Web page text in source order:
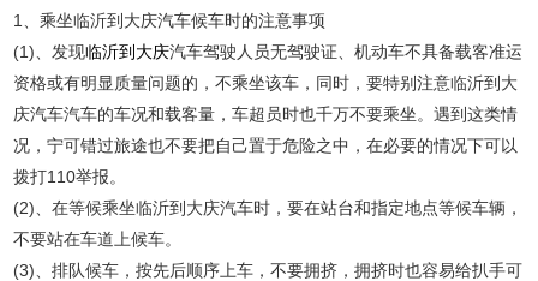
1、乘坐临沂到大庆汽车候车时的注意事项
(1)、发现临沂到大庆汽车驾驶人员无驾驶证、机动车不具备载客准运
资格或有明显质量问题的，不乘坐该车，同时，要特别注意临沂到大
庆汽车汽车的车况和载客量，车超员时也千万不要乘坐。遇到这类情
况，宁可错过旅途也不要把自己置于危险之中，在必要的情况下可以
拨打110举报。
(2)、在等候乘坐临沂到大庆汽车时，要在站台和指定地点等候车辆，
不要站在车道上候车。
(3)、排队候车，按先后顺序上车，不要拥挤，拥挤时也容易给扒手可